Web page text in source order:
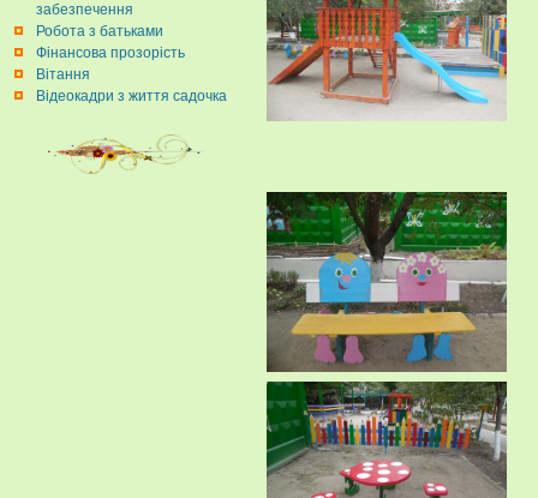
забезпечення
Робота з батьками
Фінансова прозорість
Вітання
Відеокадри з життя садочка